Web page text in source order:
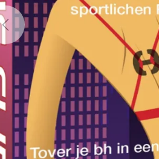
Previous